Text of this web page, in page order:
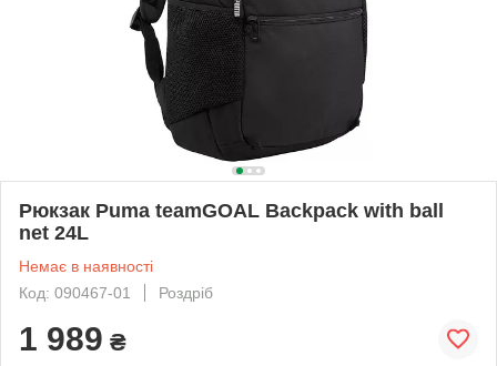
Рюкзак Puma teamGOAL Backpack with ball
net 24L
Немає в наявності
Код: 090467-01
Роздріб
1 989 ₴